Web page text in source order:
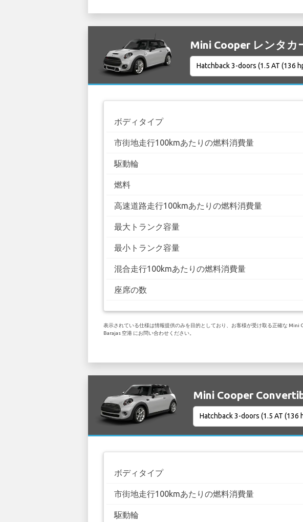
Mini Cooper レンタカ
ボディタイプ
市街地走行100kmあたりの燃料消費量
駆動輪
燃料
高速道路走行100kmあたりの燃料消費量
最大トランク容量
最小トランク容量
混合走行100kmあたりの燃料消費量
座席の数
表示されている仕様は情報提供のみを目的としており、お客様が受け取る正確な
Barajas 空港 にお問い合わせください。
Mini Cooper
ボディタイプ
市街地走行100kmあたりの燃料消費量
駆動輪